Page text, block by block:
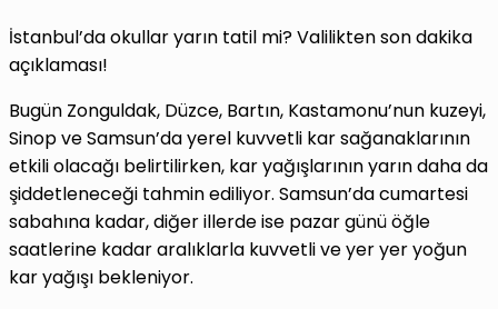
İstanbul’da okullar yarın tatil mi? Valilikten son dakika
açıklaması!
Bugün Zonguldak, Düzce, Bartın, Kastamonu’nun kuzeyi,
Sinop ve Samsun’da yerel kuvvetli kar sağanaklarının
etkili olacağı belirtilirken, kar yağışlarının yarın daha da
şiddetleneceği tahmin ediliyor. Samsun’da cumartesi
sabahına kadar, diğer illerde ise pazar günü öğle
saatlerine kadar aralıklarla kuvvetli ve yer yer yoğun
kar yağışı bekleniyor.